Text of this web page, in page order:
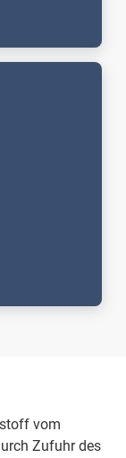
vom
Zufuhr des